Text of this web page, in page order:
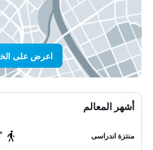
اعرض على
أشهر المعالم
منتزة اندراسى